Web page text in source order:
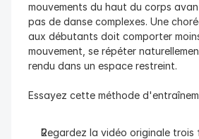
mouvements du haut du corps
pas de danse complexes. Une
aux débutants doit comporter
mouvement, se répéter
rendu dans un espace restreint.
Essayez cette méthode
Regardez la vidéo originale trois